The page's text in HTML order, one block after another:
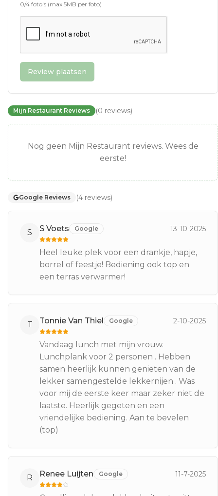
0/4 foto's (max 5MB per foto)
Review plaatsen
Mijn Restaurant Reviews (0 reviews)
Nog geen Mijn Restaurant reviews. Wees de
eerste!
Google Reviews (4 reviews)
S S Voets Google 13-10-2025
Heel leuke plek voor een drankje, hapje,
borrel of feestje! Bediening ook top en
een terras verwarmer!
T Tonnie Van Thiel Google 2-10-2025
Vandaag lunch met mijn vrouw.
Lunchplank voor 2 personen . Hebben
samen heerlijk kunnen genieten van de
lekker samengestelde lekkernijen . Was
voor mij de eerste keer maar zeker niet de
laatste. Heerlijk gegeten en een
vriendelijke bediening. Aan te bevelen
(top)
R Renee Luijten Google 11-7-2025